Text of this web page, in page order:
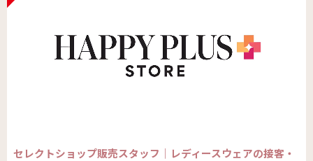
セレクトショップ販売スタッフ｜レディースウェアの接客・